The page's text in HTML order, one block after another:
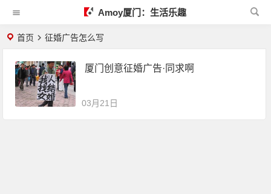
Amoy厦门：生活乐趣
首页 征婚广告怎么写
厦门创意征婚广告·同求啊
03月21日